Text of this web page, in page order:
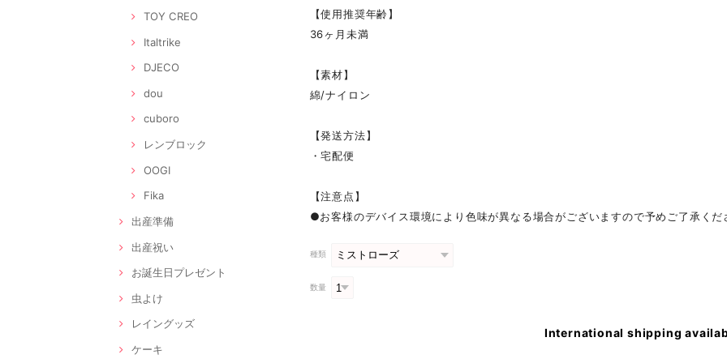
TOY CREO
Italtrike
DJECO
dou
cuboro
レンブロック
OOGI
Fika
出産準備
出産祝い
お誕生日プレゼント
虫よけ
レイングッズ
ケーキ
【使用推奨年齢】
36ヶ月未満
【素材】
綿/ナイロン
【発送方法】
・宅配便
【注意点】
●お客様のデバイス環境により色味が異なる場合がございますので予めご了承くだ
種類
数量
International shipping